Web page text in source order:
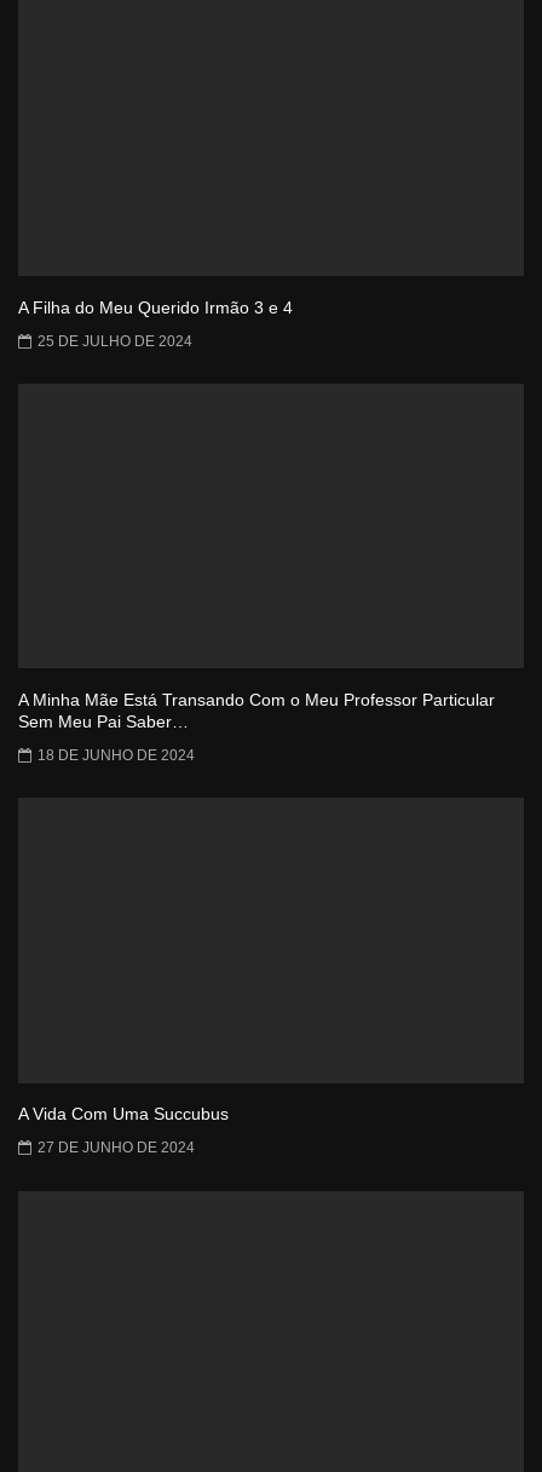
A Filha do Meu Querido Irmão 3 e 4
25 DE JULHO DE 2024
A Minha Mãe Está Transando Com o Meu Professor Particular
Sem Meu Pai Saber…
18 DE JUNHO DE 2024
A Vida Com Uma Succubus
27 DE JUNHO DE 2024